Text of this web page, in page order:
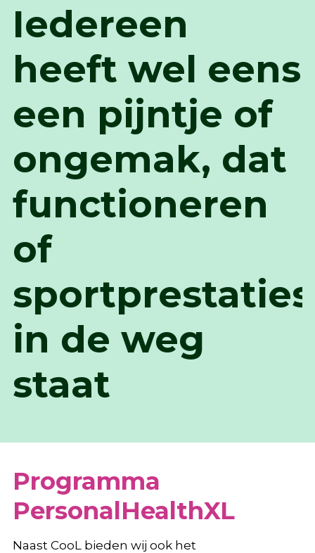
Iedereen
heeft wel eens
een pijntje of
ongemak, dat
functioneren
of
sportprestaties
in de weg
staat
Programma
PersonalHealthXL
Naast CooL bieden wij ook het